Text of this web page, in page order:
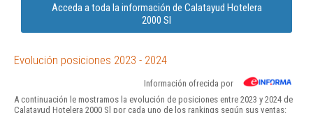
Acceda a toda la información de Calatayud Hotelera
2000 Sl
Evolución posiciones 2023 - 2024
Información ofrecida por
A continuación le mostramos la evolución de posiciones entre 2023 y 2024 de
Calatayud Hotelera 2000 Sl por cada uno de los rankings según sus ventas: